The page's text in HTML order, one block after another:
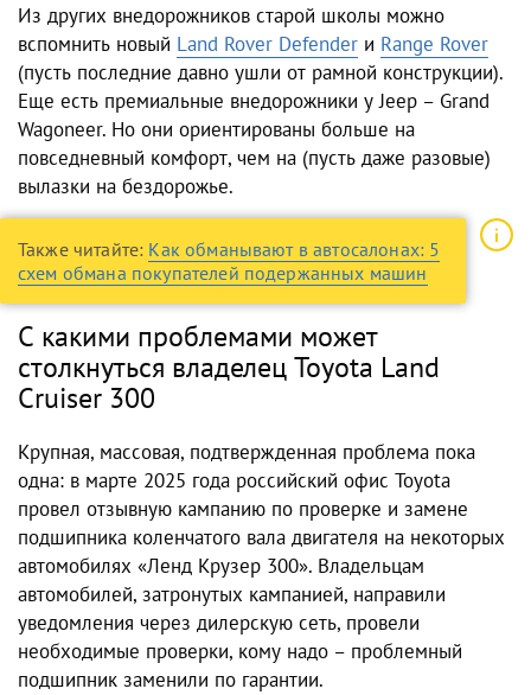
Из других внедорожников старой школы можно
вспомнить новый Land Rover Defender и Range Rover
(пусть последние давно ушли от рамной конструкции).
Еще есть премиальные внедорожники у Jeep – Grand
Wagoneer. Но они ориентированы больше на
повседневный комфорт, чем на (пусть даже разовые)
вылазки на бездорожье.
Также читайте: Как обманывают в автосалонах: 5
схем обмана покупателей подержанных машин
С какими проблемами может
столкнуться владелец Toyota Land
Cruiser 300
Крупная, массовая, подтвержденная проблема пока
одна: в марте 2025 года российский офис Toyota
провел отзывную кампанию по проверке и замене
подшипника коленчатого вала двигателя на некоторых
автомобилях «Ленд Крузер 300». Владельцам
автомобилей, затронутых кампанией, направили
уведомления через дилерскую сеть, провели
необходимые проверки, кому надо – проблемный
подшипник заменили по гарантии.